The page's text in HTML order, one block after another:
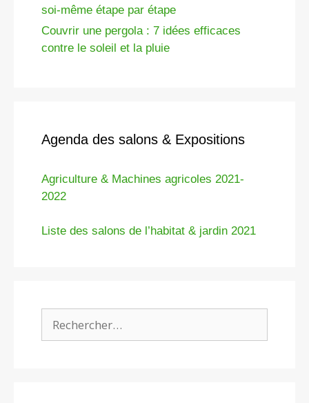
soi-même étape par étape
Couvrir une pergola : 7 idées efficaces
contre le soleil et la pluie
Agenda des salons & Expositions
Agriculture & Machines agricoles 2021-
2022
Liste des salons de l’habitat & jardin 2021